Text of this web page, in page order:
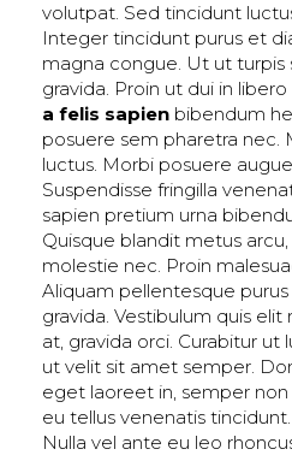
volutpat. Sed tincidunt
Integer tincidunt purus et
magna congue. Ut ut turpis
gravida. Proin ut dui in
a felis sapien bibendum
posuere sem pharetra nec.
luctus. Morbi posuere
Suspendisse fringilla
sapien pretium urna
Quisque blandit metus
molestie nec. Proin
Aliquam pellentesque
gravida. Vestibulum quis elit
at, gravida orci. Curabitur ut
ut velit sit amet semper.
eget laoreet in, semper
eu tellus venenatis
Nulla vel ante eu leo